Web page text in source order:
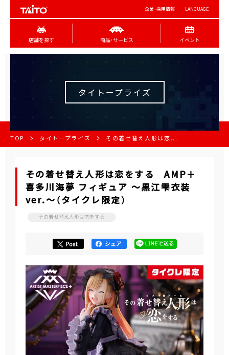
企業･採用情報 LANGUAGE
店舗を探す 商品･サービス イベント
タイトープライズ
TOP タイトープライズ その着せ替え人形は恋...
その着せ替え人形は恋をする AMP＋
喜多川海夢 フィギュア ～黒江雫衣装
ver.～（タイクレ限定）
その着せ替え人形は恋をする